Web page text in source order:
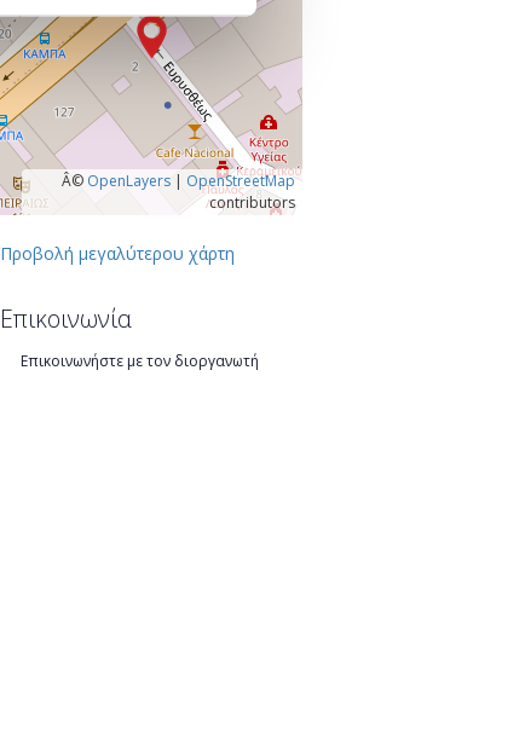
Â© OpenLayers| OpenStreetMap
contributors
Προβολή μεγαλύτερου χάρτη
Επικοινωνία
Επικοινωνήστε με τον διοργανωτή